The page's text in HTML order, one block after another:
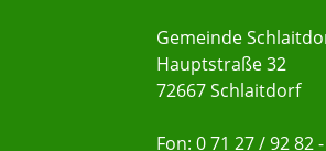
Gemeinde
Hauptstraße 32
72667 Schlaitdorf
Fon: 0 71 27 / 92 82